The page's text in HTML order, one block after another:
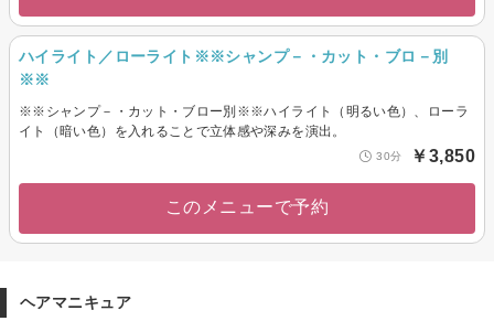
ハイライト／ローライト※※シャンプ－・カット・ブロ－別
※※
※※シャンプ－・カット・ブロー別※※ハイライト（明るい色）、ローラ
イト（暗い色）を入れることで立体感や深みを演出。
30分 ￥3,850
このメニューで予約
ヘアマニキュア